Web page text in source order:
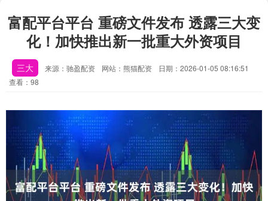
富配平台平台 重磅文件发布 透露三大变
化！加快推出新一批重大外资项目
三大 来源：驰盈配资 网站：熊猫配资
日期：2026-01-05 08:16:51
查看：98